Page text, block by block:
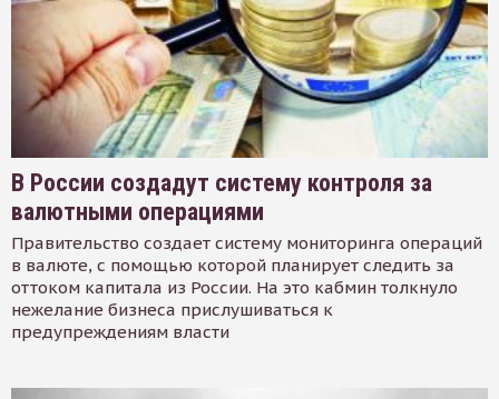
В России создадут систему контроля за
валютными операциями
Правительство создает систему мониторинга операций
в валюте, с помощью которой планирует следить за
оттоком капитала из России. На это кабмин толкнуло
нежелание бизнеса прислушиваться к
предупреждениям власти